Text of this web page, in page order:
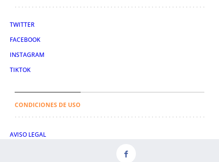
TWITTER
FACEBOOK
INSTAGRAM
TIKTOK
CONDICIONES DE USO
AVISO LEGAL